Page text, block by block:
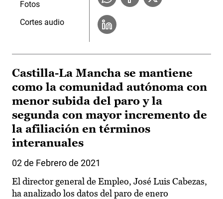
Fotos
Cortes audio
Castilla-La Mancha se mantiene
como la comunidad autónoma con
menor subida del paro y la
segunda con mayor incremento de
la afiliación en términos
interanuales
02 de Febrero de 2021
El director general de Empleo, José Luis Cabezas,
ha analizado los datos del paro de enero